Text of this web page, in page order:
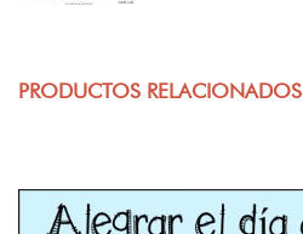
PRODUCTOS RELACIONADOS